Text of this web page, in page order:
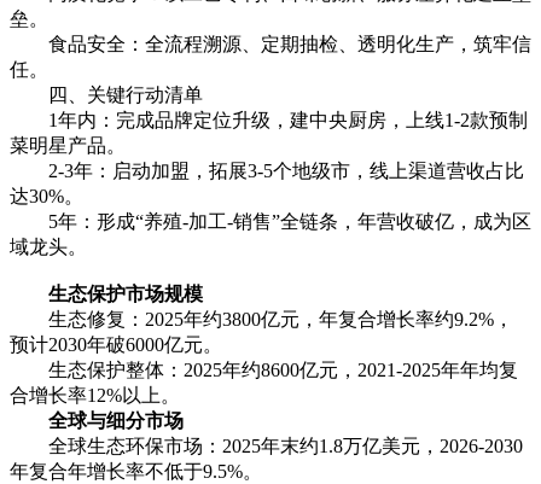
垒。
食品安全：全流程溯源、定期抽检、透明化生产，筑牢信
任。
四、关键行动清单
1年内：完成品牌定位升级，建中央厨房，上线1-2款预制
菜明星产品。
2-3年：启动加盟，拓展3-5个地级市，线上渠道营收占比
达30%。
5年：形成“养殖-加工-销售”全链条，年营收破亿，成为区
域龙头。
生态保护市场规模
生态修复：2025年约3800亿元，年复合增长率约9.2%，
预计2030年破6000亿元。
生态保护整体：2025年约8600亿元，2021-2025年年均复
合增长率12%以上。
全球与细分市场
全球生态环保市场：2025年末约1.8万亿美元，2026-2030
年复合年增长率不低于9.5%。